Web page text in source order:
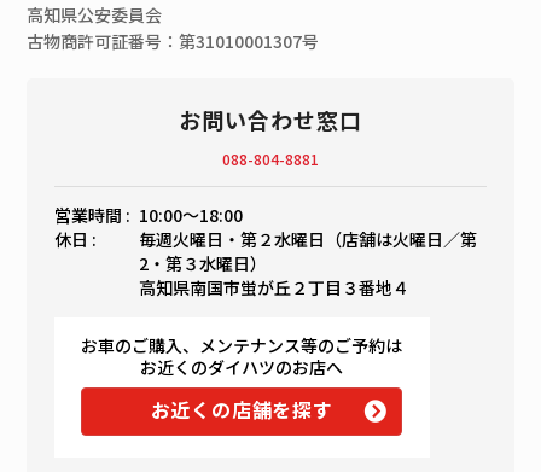
高知県公安委員会
古物商許可証番号：第31010001307号
お問い合わせ窓口
088-804-8881
営業時間 : 10:00〜18:00
休日 :
毎週火曜日・第２水曜日（店舗は火曜日／第
2・第３水曜日）
高知県南国市蛍が丘２丁目３番地４
お車のご購入、メンテナンス等のご予約は
お近くのダイハツのお店へ
お近くの店舗を探す